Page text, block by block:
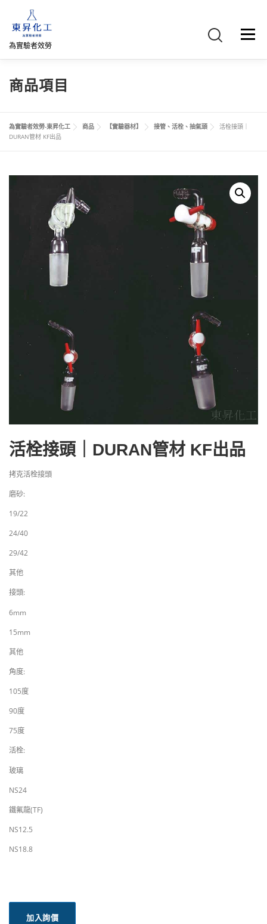
為實驗者效勞
選單
首頁 關於我們
網路商店 直購專區 詢價車、購物車/會員
商品項目
為實驗者效勞-東昇化工 商品 【實驗器材】 接管、活栓、抽氣頭
活栓接頭｜
DURAN管材 KF出品
活栓接頭｜DURAN管材 KF出品
拷克活栓接頭
磨砂:
19/22
24/40
29/42
其他
接頭:
6mm
15mm
其他
角度:
105度
90度
75度
活栓:
玻璃
NS24
鐵氟龍(TF)
NS12.5
NS18.8
加入詢價